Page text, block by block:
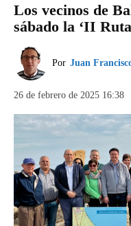
Los vecinos de
sábado la ‘II
Por Juan
26 de febrero de 2025 16:38